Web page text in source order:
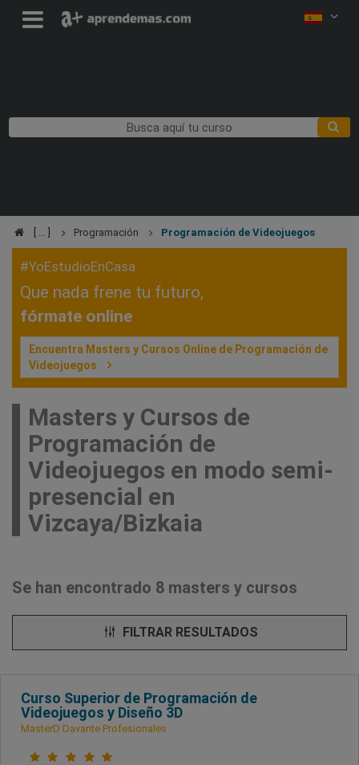
Programación Programación de Videojuegos
#YoEstudioEnCasa
Que nada frene tu futuro,
fórmate online
Encuentra Masters y Cursos Online de Programación de
Videojuegos
Masters y Cursos de
Programación de
Videojuegos en modo semi-
presencial en
Vizcaya/Bizkaia
Se han encontrado 8 masters y cursos
FILTRAR RESULTADOS
Curso Superior de Programación de
Videojuegos y Diseño 3D
MasterD Davante Profesionales